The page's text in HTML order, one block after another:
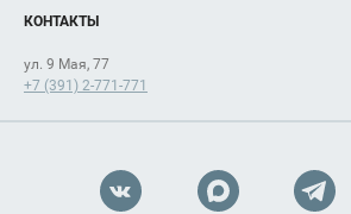
КОНТАКТЫ
ул. 9 Мая, 77
+7 (391) 2-771-771